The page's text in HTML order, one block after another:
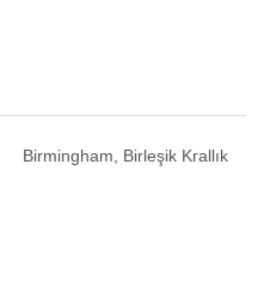
Birmingham, Birleşik Krallık